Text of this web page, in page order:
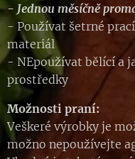
- Jednou měsíčně
- Používat šetrné
materiál
- NEpoužívat bělící a
prostředky
Možnosti praní:
Veškeré výrobky je
možno nepoužívejte